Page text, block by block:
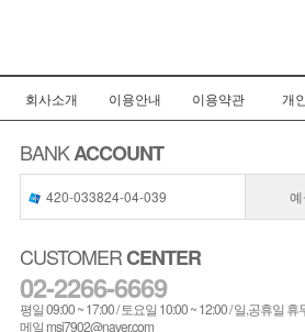
회사소개 이용안내 이용약관 개
BANKACCOUNT
420-033824-04-039
CUSTOMERCENTER
02-2266-6669
평일 09:00 ~ 17:00 / 토요일 10:00 ~ 12:00 / 일,공휴일 휴
메일 msi7902@naver.com